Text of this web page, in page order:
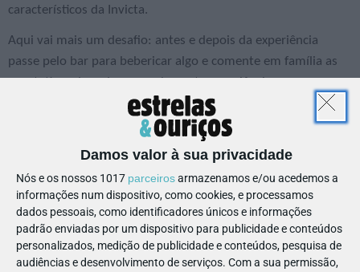
Damos valor à sua privacidade
Nós e os nossos 1017 parceirosarmazenamos e/ou acedemos a
informações num dispositivo, como cookies, e processamos
dados pessoais, como identificadores únicos e informações
padrão enviadas por um dispositivo para publicidade e conteúdos
personalizados, medição de publicidade e conteúdos, pesquisa de
audiências e desenvolvimento de serviços. Com a sua permissão,
característicos da Invicta.
Aqui vai mais um desafio: antes e depois da experiência
passe pelo bar para bebericar algo e comente em família as
expetativas de cada uma sobre esta experiência e o que
acharam da realidade! É também aqui que os adultos podem
ainda provar um copo de Vinho do Porto.
Mais informações
Línguas:Português | Francês | Espanhol | Alemão | Inglês